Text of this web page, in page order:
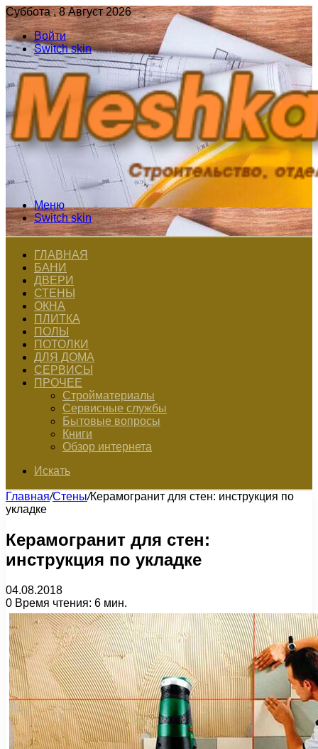
Суббота , 8 Август 2026
Войти
Switch skin
Меню
Switch skin
ГЛАВНАЯ
БАНИ
ДВЕРИ
СТЕНЫ
ОКНА
ПЛИТКА
ПОЛЫ
ПОТОЛКИ
ДЛЯ ДОМА
СЕРВИСЫ
ПРОЧЕЕ
Стройматериалы
Сервисные службы
Бытовые вопросы
Книги
Обзор интернета
Искать
Главная/Стены/Керамогранит для стен: инструкция по
укладке
Керамогранит для стен:
инструкция по укладке
04.08.2018
0 Время чтения: 6 мин.